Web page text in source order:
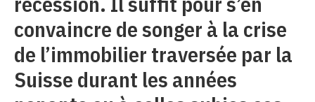
convaincre de songer à la crise
de l’immobilier traversée par la
Suisse durant les années